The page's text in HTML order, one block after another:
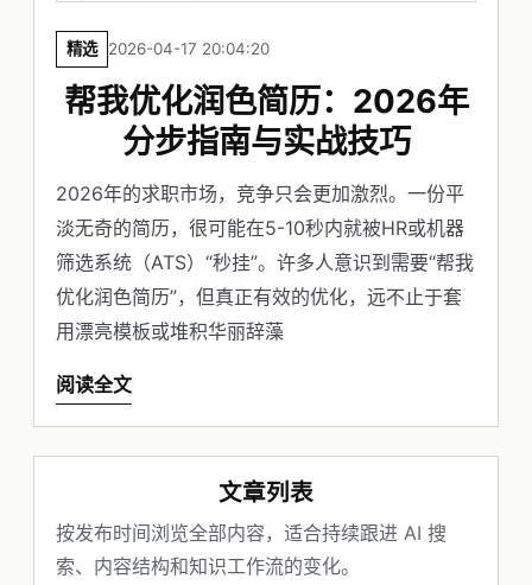
精选 2026-04-17 20:04:20
帮我优化润色简历：2026年
分步指南与实战技巧
2026年的求职市场，竞争只会更加激烈。一份平
淡无奇的简历，很可能在5-10秒内就被HR或机器
筛选系统（ATS）“秒挂”。许多人意识到需要“帮我
优化润色简历”，但真正有效的优化，远不止于套
用漂亮模板或堆积华丽辞藻
阅读全文
文章列表
按发布时间浏览全部内容，适合持续跟进 AI 搜
索、内容结构和知识工作流的变化。